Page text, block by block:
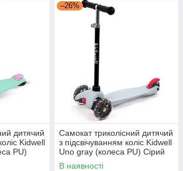
дитячий
Kidwell
PU)
–26%
Самокат триколісний дитячий
з підсвічуванням коліс Kidwell
Uno gray (колеса PU) Сірий
В наявності